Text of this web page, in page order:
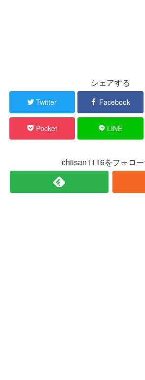
シェアする
Twitter Facebook
Pocket LINE
chiisan1116をフォロ